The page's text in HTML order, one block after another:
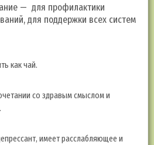
— для профилактики
для поддержки всех систем
как чай.
со здравым смыслом и
имеет расслабляющее и